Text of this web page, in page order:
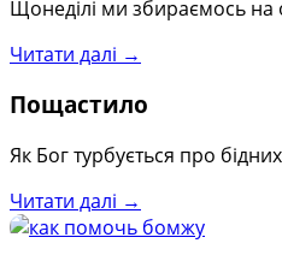
Щонеділі ми збираємось на
Читати далі →
Пощастило
Як Бог турбується про
Читати далі →